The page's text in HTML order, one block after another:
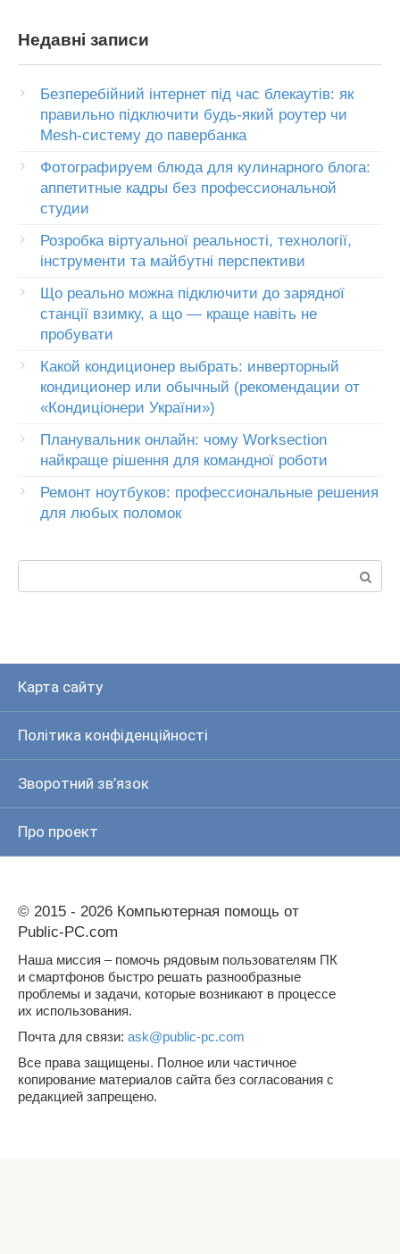
Недавні записи
Безперебійний інтернет під час блекаутів: як
правильно підключити будь-який роутер чи
Mesh-систему до павербанка
Фотографируем блюда для кулинарного блога:
аппетитные кадры без профессиональной
студии
Розробка віртуальної реальності, технології,
інструменти та майбутні перспективи
Що реально можна підключити до зарядної
станції взимку, а що — краще навіть не
пробувати
Какой кондиционер выбрать: инверторный
кондиционер или обычный (рекомендации от
«Кондиціонери України»)
Планувальник онлайн: чому Worksection
найкраще рішення для командної роботи
Ремонт ноутбуков: профессиональные решения
для любых поломок
Карта сайту
Політика конфіденційності
Зворотний зв’язок
Про проект
© 2015 - 2026 Компьютерная помощь от
Public-PC.com
Наша миссия – помочь рядовым пользователям ПК
и смартфонов быстро решать разнообразные
проблемы и задачи, которые возникают в процессе
их использования.
Почта для связи: ask@public-pc.com
Все права защищены. Полное или частичное
копирование материалов сайта без согласования с
редакцией запрещено.